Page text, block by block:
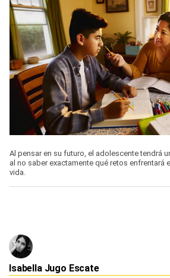
Al pensar en su futuro, el adolescente tendrá
al no saber exactamente qué retos enfrentará
vida.
Isabella Jugo Escate